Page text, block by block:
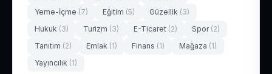
Yeme-İçme (7) Eğitim (5) Güzellik (3)
Hukuk (3) Turizm (3) E-Ticaret (2) Spor (2)
Tanıtım (2) Emlak (1) Finans (1) Mağaza (1)
Yayıncılık (1)